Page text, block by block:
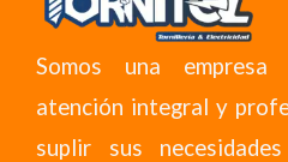
Somos una
atención integral y
suplir sus